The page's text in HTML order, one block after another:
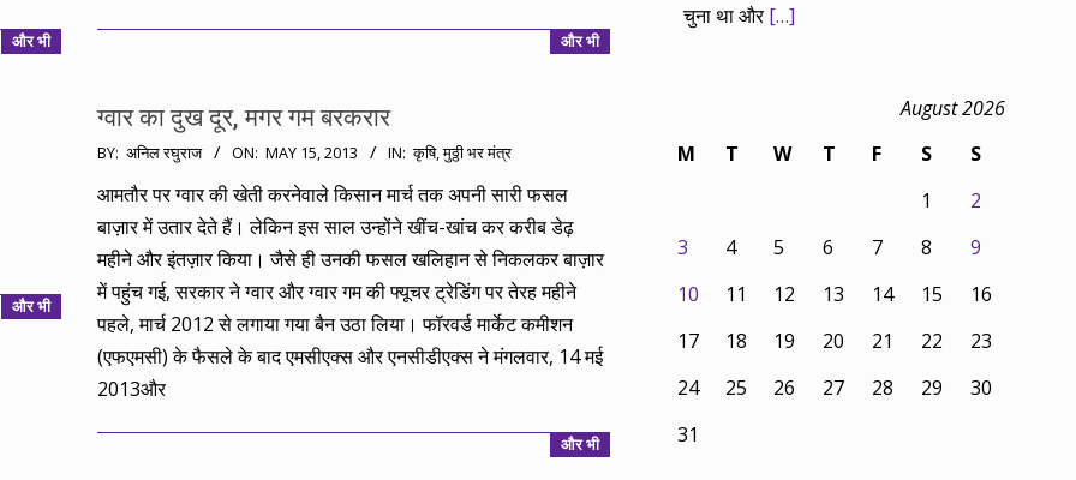
और भी और भी
और भी
ग्वार का दुख दूर, मगर गम बरकरार
2013-
BY: अनिल रघुराज ON: MAY 15, 2013 IN: कृषि,मुठ्ठी भर मंत्र
आमतौर पर ग्वार की खेती करनेवाले किसान मार्च तक अपनी सारी फसल
बाज़ार में उतार देते हैं। लेकिन इस साल उन्होंने खींच-खांच कर करीब डेढ़
महीने और इंतज़ार किया। जैसे ही उनकी फसल खलिहान से निकलकर बाज़ार
में पहुंच गई, सरकार ने ग्वार और ग्वार गम की फ्यूचर ट्रेडिंग पर तेरह महीने
पहले, मार्च 2012 से लगाया गया बैन उठा लिया। फॉरवर्ड मार्केट कमीशन
(एफएमसी) के फैसले के बाद एमसीएक्स और एनसीडीएक्स ने मंगलवार, 14 मई
2013और
और भी
चुना था और[…]
August 2026
M
T W T F S
S
1
2
3
4 5 6 7 8
9
10
11 12 13 14 15
16
17
18 19 20 21 22
23
24
25 26 27 28 29
30
31